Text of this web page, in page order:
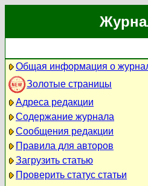
Общая информация о
Золотые страницы
Адреса редакции
Содержание журнала
Сообщения редакции
Правила для авторов
Загрузить статью
Проверить статус статьи